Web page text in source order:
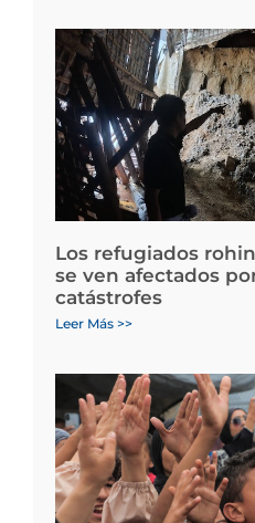
Los refugiados
se ven afectados
catástrofes
Leer Más >>